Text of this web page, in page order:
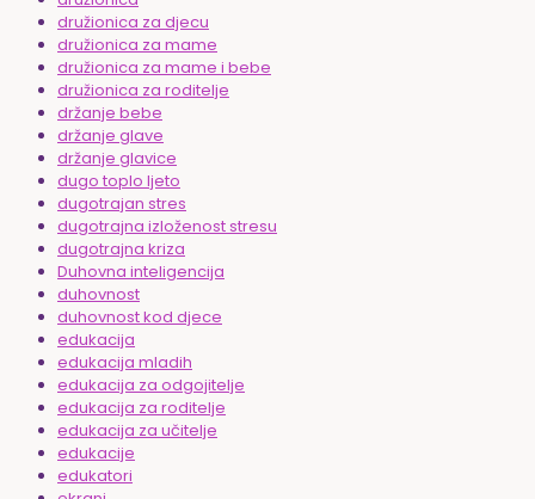
družionica za djecu
družionica za mame
družionica za mame i bebe
družionica za roditelje
držanje bebe
držanje glave
držanje glavice
dugo toplo ljeto
dugotrajan stres
dugotrajna izloženost stresu
dugotrajna kriza
Duhovna inteligencija
duhovnost
duhovnost kod djece
edukacija
edukacija mladih
edukacija za odgojitelje
edukacija za roditelje
edukacija za učitelje
edukacije
edukatori